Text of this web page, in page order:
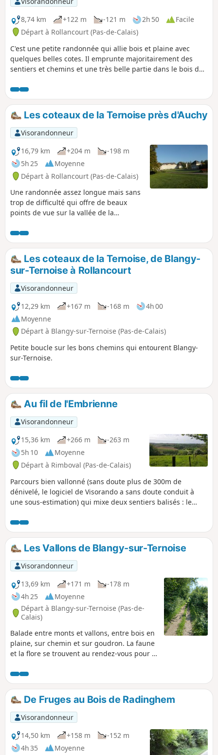
8,74 km
+122 m -121 m 2h 50
Facile
Départ à Rollancourt (Pas-de-Calais)
C'est une petite randonnée qui allie bois et plaine avec
quelques belles cotes. Il emprunte majoritairement des
sentiers et chemins et une très belle partie dans le bois de
de croiser quelques chevreuils.
Les coteaux de la Ternoise près d'Auchy
Visorandonneur
16,79 km
+204 m
-198 m
5h 25
Moyenne
Départ à Rollancourt (Pas-de-Calais)
Une randonnée assez longue mais sans
trop de difficulté qui offre de beaux
points de vue sur la vallée de la
Montigny (3) a été bien nettoyé, ce qui
n'était pas arrivé depuis belle lurette ! Il
est pour l'instant parfaitement
praticable.
Les coteaux de la Ternoise, de Blangy-
sur-Ternoise à Rollancourt
Visorandonneur
12,29 km
+167 m -168 m
4h 00
Moyenne
Départ à Blangy-sur-Ternoise (Pas-de-Calais)
Petite boucle sur les bons chemins qui entourent Blangy-
sur-Ternoise.
Au fil de l'Embrienne
Visorandonneur
15,36 km
+266 m
-263 m
5h 10
Moyenne
Départ à Rimboval (Pas-de-Calais)
Parcours bien vallonné (sans doute plus de 300m de
dénivelé, le logiciel de Visorando a sans doute conduit à
une sous-estimation) qui mixe deux sentiers balisés : le
Neuvaine à Embry. Après un départ en forêt, on termine sur
le plateau au milieu des cultures.
Les Vallons de Blangy-sur-Ternoise
Visorandonneur
13,69 km
+171 m
-178 m
4h 25
Moyenne
Départ à Blangy-sur-Ternoise (Pas-de-
Calais)
Balade entre monts et vallons, entre bois en
plaine, sur chemin et sur goudron. La faune
et la flore se trouvent au rendez-vous pour le
grimpettes mais rien d'insurmontable.
De Fruges au Bois de Radinghem
Visorandonneur
14,50 km
+158 m
-152 m
4h 35
Moyenne